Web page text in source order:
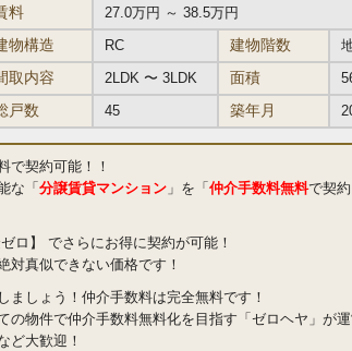
料 27.0万円 ～ 38.5万円
物構造 RC 建物階数
取内容 2LDK 〜 3LDK 面積
戸数 45 築年月
で契約可能！！
な「 分譲賃貸マンション 」を「 仲介手数料無料で契
ロ】 でさらにお得に契約が可能！
対真似できない価格です！
しょう！仲介手数料は完全無料です！
物件で仲介手数料無料化を目指す「ゼロヘヤ」が運
ど大歓迎！